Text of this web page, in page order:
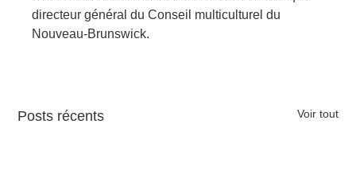
directeur général du Conseil multiculturel du
Nouveau-Brunswick.
Posts récents Voir tout